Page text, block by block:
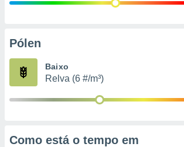
e
Pólen
Baixo
Relva (6 #/m³)
Como está o tempo em